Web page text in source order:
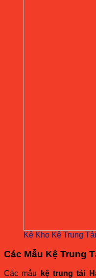
Kệ Kho Kệ Trung
Các Mẫu Kệ Trung
Các mẫu kệ trung tải